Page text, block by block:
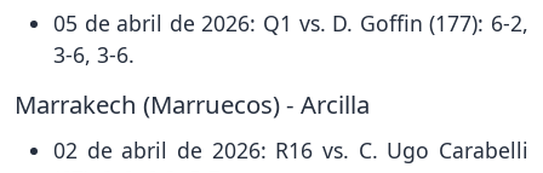
05 de abril de 2026: Q1 vs. D. Goffin (177): 6-2,
3-6, 3-6.
Marrakech (Marruecos) - Arcilla
02 de abril de 2026: R16 vs. C. Ugo Carabelli